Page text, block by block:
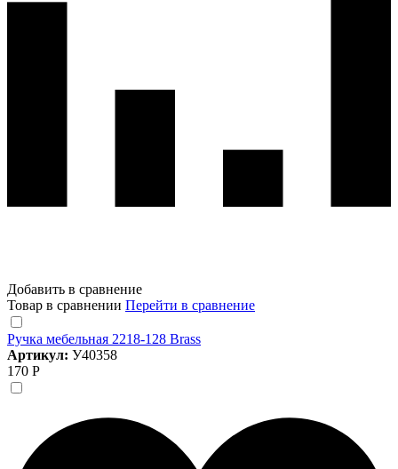
Добавить в сравнение
Товар в сравнении Перейти в сравнение
Ручка мебельная 2218-128 Brass
Артикул: У40358
170 Р